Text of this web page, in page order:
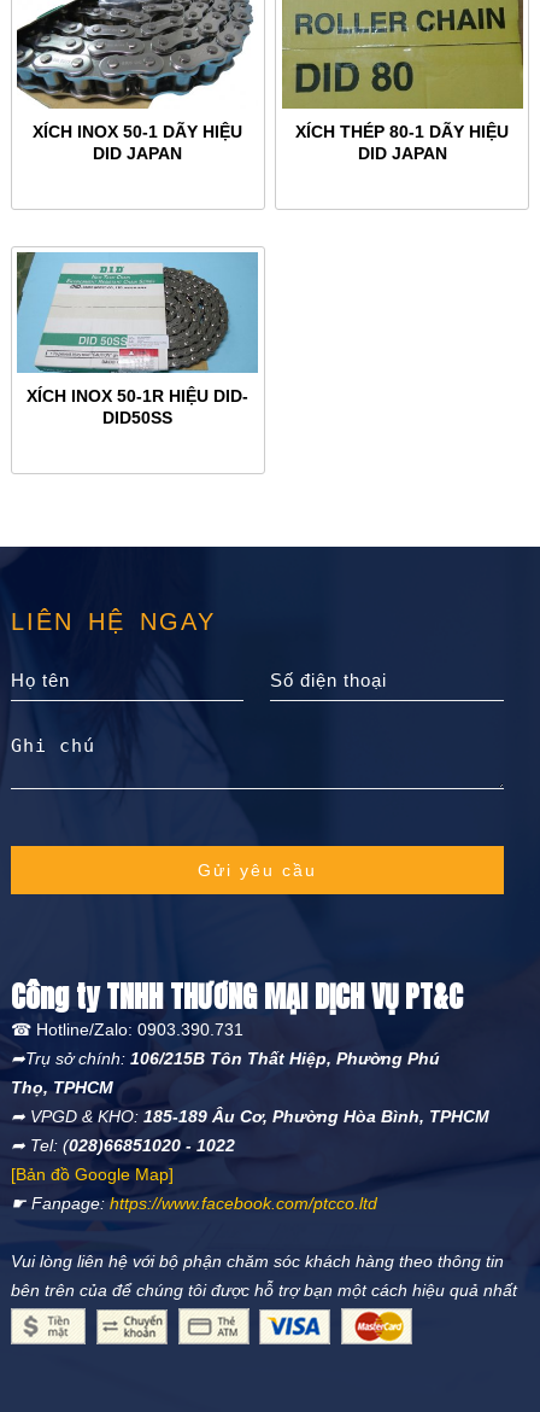
XÍCH INOX 50-1 DÃY HIỆU
DID JAPAN
XÍCH THÉP 80-1 DÃY HIỆU
DID JAPAN
XÍCH INOX 50-1R HIỆU DID-
DID50SS
LIÊN HỆ NGAY
Gửi yêu cầu
Công ty TNHH THƯƠNG MẠI DỊCH VỤ PT&C
☎ Hotline/Zalo: 0903.390.731
➦Trụ sở chính: 106/215B Tôn Thất Hiệp, Phường Phú
Thọ, TPHCM
➦ VPGD & KHO: 185-189 Âu Cơ, Phường Hòa Bình, TPHCM
➦ Tel: (028)66851020 - 1022
[Bản đồ Google Map]
☛ Fanpage:https://www.facebook.com/ptcco.ltd
Vui lòng liên hệ với bộ phận chăm sóc khách hàng theo thông tin
bên trên của để chúng tôi được hỗ trợ bạn một cách hiệu quả nhất